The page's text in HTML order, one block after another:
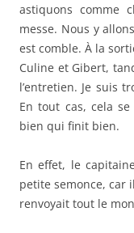
astiquons comme
messe. Nous y
est comble. À la
Culine et Gibert,
l’entretien. Je suis
En tout cas, cela
bien qui finit bien.
En effet, le
petite semonce, car
renvoyait tout le